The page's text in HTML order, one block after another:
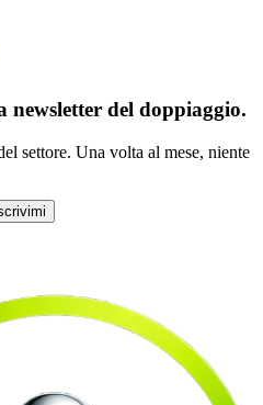
newsletter del doppiaggio.
settore. Una volta al mese, niente